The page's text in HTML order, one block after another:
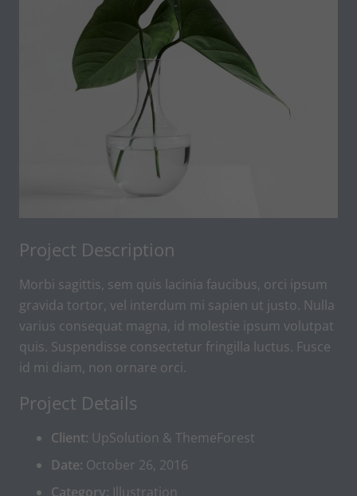
Project Description
Morbi sagittis, sem quis lacinia faucibus, orci ipsum
gravida tortor, vel interdum mi sapien ut justo. Nulla
varius consequat magna, id molestie ipsum volutpat
quis. Suspendisse consectetur fringilla luctus. Fusce
id mi diam, non ornare orci.
Project Details
Client: UpSolution & ThemeForest
Date: October 26, 2016
Category: Illustration